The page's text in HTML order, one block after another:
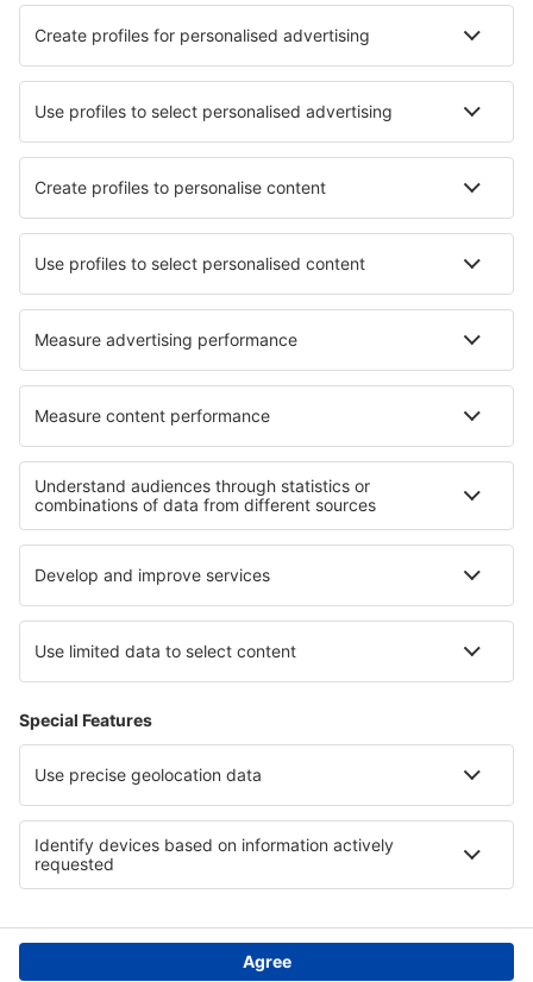
Nejlepší hotely - města
Hotely in Quarrata Hotely in Borve
Hotely Santa Margarita Hotely in Laspuna
Hotely in Santiago de la Espada
Hotely na poloostrově Chalkidiki
Hotely in Agistiri Hotely v Puerto Plata
Hotely v Národní park Canyonlands
Hotely v Svalbard Archipelago
Hotely in Dzukija National Park